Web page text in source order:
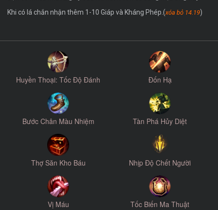
Khi có lá chắn nhận thêm 1-10 Giáp và Kháng Phép.(xóa bỏ 14.19)
Huyền Thoại: Tốc Độ Đánh Đốn Hạ
Bước Chân Màu Nhiệm Tàn Phá Hủy Diệt
Thợ Săn Kho Báu Nhịp Độ Chết Người
Vị Máu Tốc Biến Ma Thuật